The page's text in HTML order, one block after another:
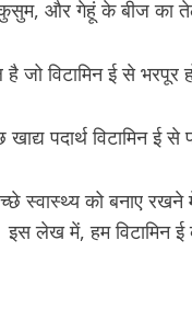
और गेहूं के बीज का तेल
है जो विटामिन ई से
पदार्थ विटामिन ई
स्वास्थ्य को बनाए
लेख में, हम विटामिन